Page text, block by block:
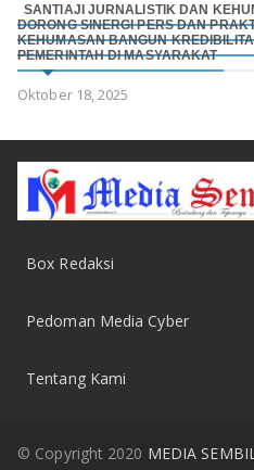
SANTIAJI JURNALISTIK DAN
DORONG SINERGI PERS DAN
KEHUMASAN BANGUN
PEMERINTAH DI MASYARAKAT
Oktober 18, 2025
Box Redaksi
Pedoman Media Cyber
Tentang Kami
© Copyright 2020 MEDIA